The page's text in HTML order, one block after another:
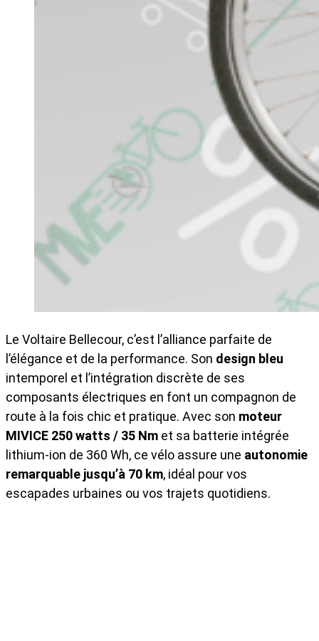
Le Voltaire Bellecour, c’est l’alliance parfaite de
l’élégance et de la performance. Son design bleu
intemporel et l’intégration discrète de ses
composants électriques en font un compagnon de
route à la fois chic et pratique. Avec son moteur
MIVICE 250 watts / 35 Nm et sa batterie intégrée
lithium-ion de 360 Wh, ce vélo assure une autonomie
remarquable jusqu’à 70 km, idéal pour vos
escapades urbaines ou vos trajets quotidiens.